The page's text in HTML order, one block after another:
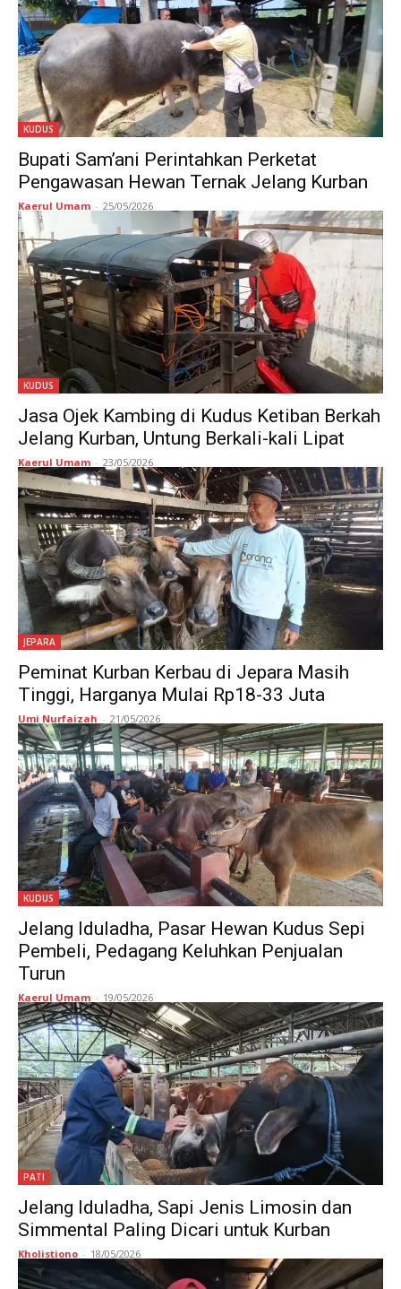
KUDUS
Bupati Sam’ani Perintahkan Perketat
Pengawasan Hewan Ternak Jelang Kurban
Kaerul Umam - 25/05/2026
KUDUS
Jasa Ojek Kambing di Kudus Ketiban Berkah
Jelang Kurban, Untung Berkali-kali Lipat
Kaerul Umam - 23/05/2026
JEPARA
Peminat Kurban Kerbau di Jepara Masih
Tinggi, Harganya Mulai Rp18-33 Juta
Umi Nurfaizah - 21/05/2026
KUDUS
Jelang Iduladha, Pasar Hewan Kudus Sepi
Pembeli, Pedagang Keluhkan Penjualan
Turun
Kaerul Umam - 19/05/2026
PATI
Jelang Iduladha, Sapi Jenis Limosin dan
Simmental Paling Dicari untuk Kurban
Kholistiono - 18/05/2026